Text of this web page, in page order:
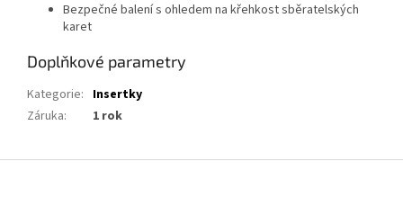
Bezpečné balení s ohledem na křehkost sběratelských
karet
Doplňkové parametry
Kategorie: Insertky
Záruka: 1 rok